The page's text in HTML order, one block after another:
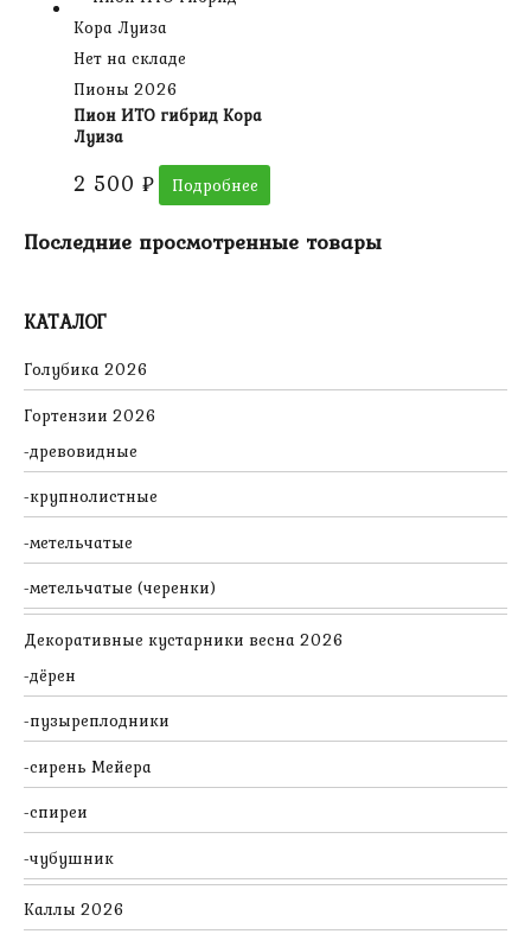
КАТАЛОГ
Голубика 2026
Гортензии 2026
древовидные
крупнолистные
метельчатые
метельчатые (черенки)
Декоративные кустарники весна 2026
дёрен
пузыреплодники
сирень Мейера
спиреи
чубушник
Каллы 2026
Нет на складе
Пионы 2026
Пион ИТО гибрид Кора
Луиза
2 500 ₽ Подробнее
Последние просмотренные товары